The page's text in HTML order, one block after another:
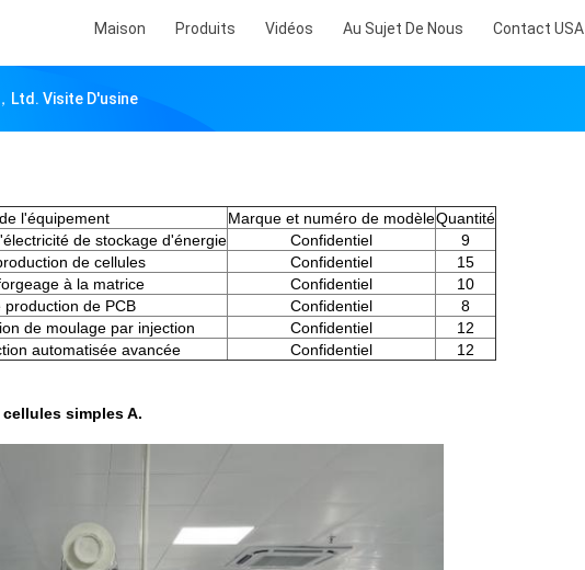
Maison Produits Vidéos Au Sujet De Nous Contact USA
Ltd. Visite D'usine
l'équipement Marque et numéro de modèleQuantité
de stockage d'énergie Confidentiel
9
de cellules Confidentiel
15
à la matrice Confidentiel
10
production de PCB Confidentiel
8
de moulage par injection Confidentiel
12
automatisée avancée Confidentiel 12
simples A.